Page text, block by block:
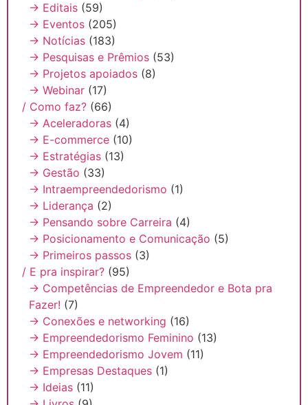
→ Editais (59)
→ Eventos (205)
→ Notícias (183)
→ Pesquisas e Prêmios (53)
→ Projetos apoiados (8)
→ Webinar (17)
/ Como faz? (66)
→ Aceleradoras (4)
→ E-commerce (10)
→ Estratégias (13)
→ Gestão (33)
→ Intraempreendedorismo (1)
→ Liderança (2)
→ Pensando sobre Carreira (4)
→ Posicionamento e Comunicação (5)
→ Primeiros passos (3)
/ E pra inspirar? (95)
→ Competências de Empreendedor e Bota pra
Fazer! (7)
→ Conexões e networking (16)
→ Empreendedorismo Feminino (13)
→ Empreendedorismo Jovem (11)
→ Empresas Destaques (1)
→ Ideias (11)